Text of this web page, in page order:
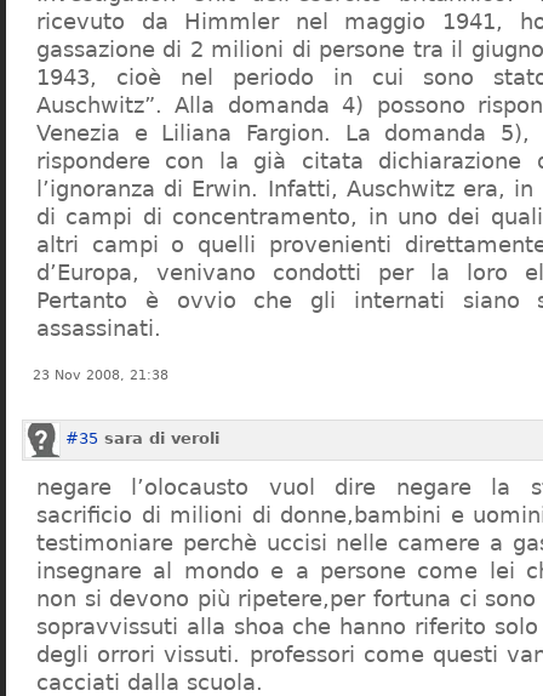
ricevuto da Himmler nel maggio 1941,
gassazione di 2 milioni di persone tra il
1943, cioè nel periodo in cui sono
Auschwitz”. Alla domanda 4) possono
Venezia e Liliana Fargion. La domanda
rispondere con la già citata dichiarazione
l’ignoranza di Erwin. Infatti, Auschwitz era,
di campi di concentramento, in uno dei
altri campi o quelli provenienti
d’Europa, venivano condotti per la loro
Pertanto è ovvio che gli internati siano
assassinati.
23 Nov 2008, 21:38
#35 sara di veroli
negare l’olocausto vuol dire negare la
sacrificio di milioni di donne,bambini e
testimoniare perchè uccisi nelle camere a
insegnare al mondo e a persone come lei
non si devono più ripetere,per fortuna ci
sopravvissuti alla shoa che hanno riferito
degli orrori vissuti. professori come questi
cacciati dalla scuola.